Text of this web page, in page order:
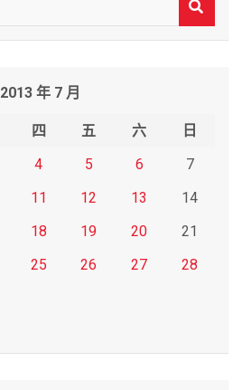
2013 年 7 月
四 五 六
日
4 5 6
7
11 12 13
14
18 19 20
21
25 26 27
28